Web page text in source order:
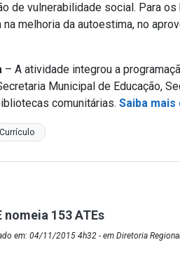
de vulnerabilidade social. Para
melhoria da autoestima, no
– A atividade integrou a
Municipal de Educação,
comunitárias. Saiba mais
nomeia 153 ATEs
em: 04/11/2015 4h32 - em Diretoria